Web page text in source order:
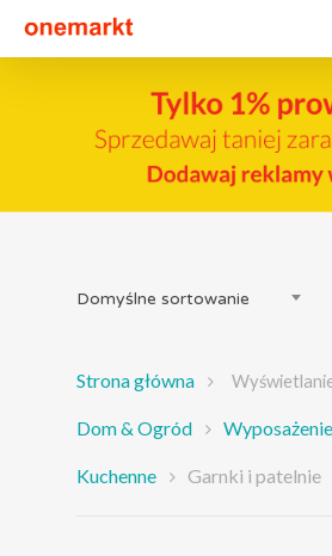
Domyślne sortowanie
Strona główna
Dom & Ogród Wyposażenie
Kuchenne Garnki i patelnie